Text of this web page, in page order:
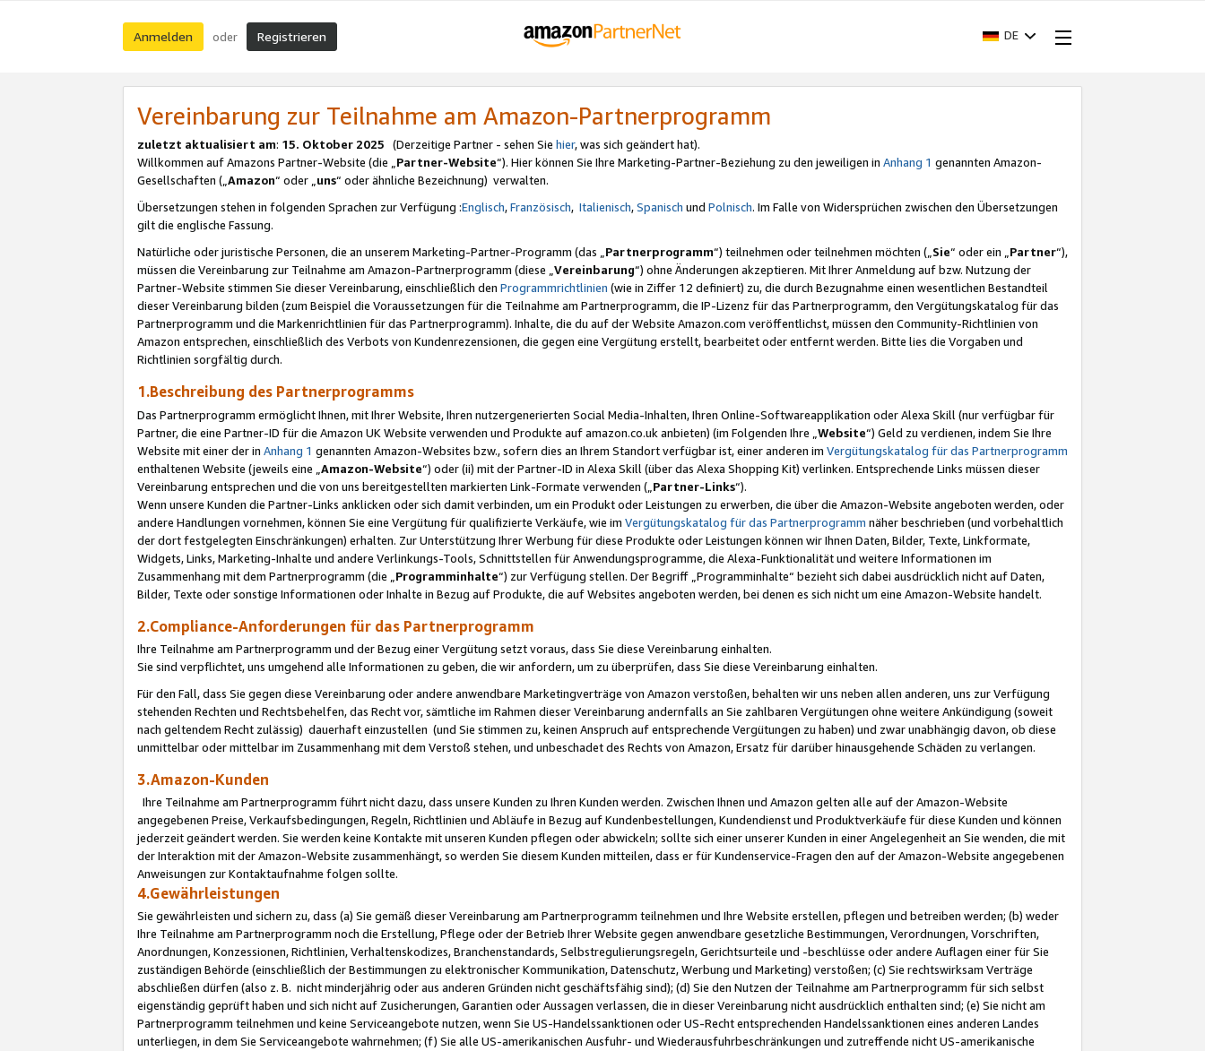
Anmelden oder Registrieren DE
Vereinbarung zur Teilnahme am Amazon-Partnerprogramm
zuletzt aktualisiert am: 15. Oktober 2025 (Derzeitige Partner - sehen Sie hier, was sich geändert hat).
Willkommen auf Amazons Partner-Website (die „Partner-Website“). Hier können Sie Ihre Marketing-Partner-Beziehung zu den jeweiligen in Anhang 1 genannten Amazon-
Gesellschaften („Amazon“ oder „uns“ oder ähnliche Bezeichnung) verwalten.
Übersetzungen stehen in folgenden Sprachen zur Verfügung :Englisch,Französisch, Italienisch,Spanisch und Polnisch. Im Falle von Widersprüchen zwischen den Übersetzungen
gilt die englische Fassung.
Natürliche oder juristische Personen, die an unserem Marketing-Partner-Programm (das „Partnerprogramm“) teilnehmen oder teilnehmen möchten („Sie“ oder ein „Partner“),
müssen die Vereinbarung zur Teilnahme am Amazon-Partnerprogramm (diese „Vereinbarung“) ohne Änderungen akzeptieren. Mit Ihrer Anmeldung auf bzw. Nutzung der
Partner-Website stimmen Sie dieser Vereinbarung, einschließlich den Programmrichtlinien (wie in Ziffer 12 definiert) zu, die durch Bezugnahme einen wesentlichen Bestandteil
dieser Vereinbarung bilden (zum Beispiel die Voraussetzungen für die Teilnahme am Partnerprogramm, die IP-Lizenz für das Partnerprogramm, den Vergütungskatalog für das
Partnerprogramm und die Markenrichtlinien für das Partnerprogramm). Inhalte, die du auf der Website Amazon.com veröffentlichst, müssen den Community-Richtlinien von
Amazon entsprechen, einschließlich des Verbots von Kundenrezensionen, die gegen eine Vergütung erstellt, bearbeitet oder entfernt werden. Bitte lies die Vorgaben und
Richtlinien sorgfältig durch.
1.Beschreibung des Partnerprogramms
Das Partnerprogramm ermöglicht Ihnen, mit Ihrer Website, Ihren nutzergenerierten Social Media-Inhalten, Ihren Online-Softwareapplikation oder Alexa Skill (nur verfügbar für
Partner, die eine Partner-ID für die Amazon UK Website verwenden und Produkte auf amazon.co.uk anbieten) (im Folgenden Ihre „ Website“) Geld zu verdienen, indem Sie Ihre
Website mit einer der in Anhang 1 genannten Amazon-Websites bzw., sofern dies an Ihrem Standort verfügbar ist, einer anderen im Vergütungskatalog für das Partnerprogramm
enthaltenen Website (jeweils eine „ Amazon-Website“) oder (ii) mit der Partner-ID in Alexa Skill (über das Alexa Shopping Kit) verlinken. Entsprechende Links müssen dieser
Vereinbarung entsprechen und die von uns bereitgestellten markierten Link-Formate verwenden („ Partner-Links“).
Wenn unsere Kunden die Partner-Links anklicken oder sich damit verbinden, um ein Produkt oder Leistungen zu erwerben, die über die Amazon-Website angeboten werden, oder
andere Handlungen vornehmen, können Sie eine Vergütung für qualifizierte Verkäufe, wie im Vergütungskatalog für das Partnerprogramm näher beschrieben (und vorbehaltlich
der dort festgelegten Einschränkungen) erhalten. Zur Unterstützung Ihrer Werbung für diese Produkte oder Leistungen können wir Ihnen Daten, Bilder, Texte, Linkformate,
Widgets, Links, Marketing-Inhalte und andere Verlinkungs-Tools, Schnittstellen für Anwendungsprogramme, die Alexa-Funktionalität und weitere Informationen im
Zusammenhang mit dem Partnerprogramm (die „ Programminhalte“) zur Verfügung stellen. Der Begriff „Programminhalte“ bezieht sich dabei ausdrücklich nicht auf Daten,
Bilder, Texte oder sonstige Informationen oder Inhalte in Bezug auf Produkte, die auf Websites angeboten werden, bei denen es sich nicht um eine Amazon-Website handelt.
2.Compliance-Anforderungen für das Partnerprogramm
Ihre Teilnahme am Partnerprogramm und der Bezug einer Vergütung setzt voraus, dass Sie diese Vereinbarung einhalten.
Sie sind verpflichtet, uns umgehend alle Informationen zu geben, die wir anfordern, um zu überprüfen, dass Sie diese Vereinbarung einhalten.
Für den Fall, dass Sie gegen diese Vereinbarung oder andere anwendbare Marketingverträge von Amazon verstoßen, behalten wir uns neben allen anderen, uns zur Verfügung
stehenden Rechten und Rechtsbehelfen, das Recht vor, sämtliche im Rahmen dieser Vereinbarung andernfalls an Sie zahlbaren Vergütungen ohne weitere Ankündigung (soweit
nach geltendem Recht zulässig) dauerhaft einzustellen (und Sie stimmen zu, keinen Anspruch auf entsprechende Vergütungen zu haben) und zwar unabhängig davon, ob diese
unmittelbar oder mittelbar im Zusammenhang mit dem Verstoß stehen, und unbeschadet des Rechts von Amazon, Ersatz für darüber hinausgehende Schäden zu verlangen.
3.Amazon-Kunden
Ihre Teilnahme am Partnerprogramm führt nicht dazu, dass unsere Kunden zu Ihren Kunden werden. Zwischen Ihnen und Amazon gelten alle auf der Amazon-Website
angegebenen Preise, Verkaufsbedingungen, Regeln, Richtlinien und Abläufe in Bezug auf Kundenbestellungen, Kundendienst und Produktverkäufe für diese Kunden und können
jederzeit geändert werden. Sie werden keine Kontakte mit unseren Kunden pflegen oder abwickeln; sollte sich einer unserer Kunden in einer Angelegenheit an Sie wenden, die mit
der Interaktion mit der Amazon-Website zusammenhängt, so werden Sie diesem Kunden mitteilen, dass er für Kundenservice-Fragen den auf der Amazon-Website angegebenen
Anweisungen zur Kontaktaufnahme folgen sollte.
4.Gewährleistungen
Sie gewährleisten und sichern zu, dass (a) Sie gemäß dieser Vereinbarung am Partnerprogramm teilnehmen und Ihre Website erstellen, pflegen und betreiben werden; (b) weder
Ihre Teilnahme am Partnerprogramm noch die Erstellung, Pflege oder der Betrieb Ihrer Website gegen anwendbare gesetzliche Bestimmungen, Verordnungen, Vorschriften,
Anordnungen, Konzessionen, Richtlinien, Verhaltenskodizes, Branchenstandards, Selbstregulierungsregeln, Gerichtsurteile und -beschlüsse oder andere Auflagen einer für Sie
zuständigen Behörde (einschließlich der Bestimmungen zu elektronischer Kommunikation, Datenschutz, Werbung und Marketing) verstoßen; (c) Sie rechtswirksam Verträge
abschließen dürfen (also z. B. nicht minderjährig oder aus anderen Gründen nicht geschäftsfähig sind); (d) Sie den Nutzen der Teilnahme am Partnerprogramm für sich selbst
eigenständig geprüft haben und sich nicht auf Zusicherungen, Garantien oder Aussagen verlassen, die in dieser Vereinbarung nicht ausdrücklich enthalten sind; (e) Sie nicht am
Partnerprogramm teilnehmen und keine Serviceangebote nutzen, wenn Sie US-Handelssanktionen oder US-Recht entsprechenden Handelssanktionen eines anderen Landes
unterliegen, in dem Sie Serviceangebote wahrnehmen; (f) Sie alle US-amerikanischen Ausfuhr- und Wiederausfuhrbeschränkungen und zutreffende nicht US-amerikanische